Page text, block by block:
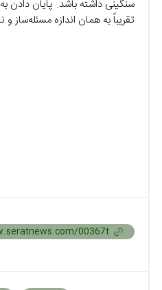
سنگینی داشته باشد. پایان دادن
تقریباً به همان اندازه مسئله‌ساز